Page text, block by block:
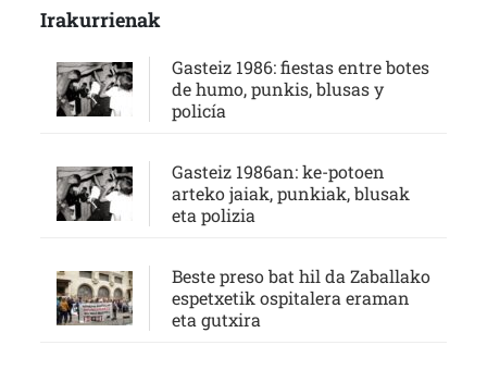
Irakurrienak
Gasteiz 1986: fiestas entre botes
de humo, punkis, blusas y
policía
Gasteiz 1986an: ke-potoen
arteko jaiak, punkiak, blusak
eta polizia
Beste preso bat hil da Zaballako
espetxetik ospitalera eraman
eta gutxira